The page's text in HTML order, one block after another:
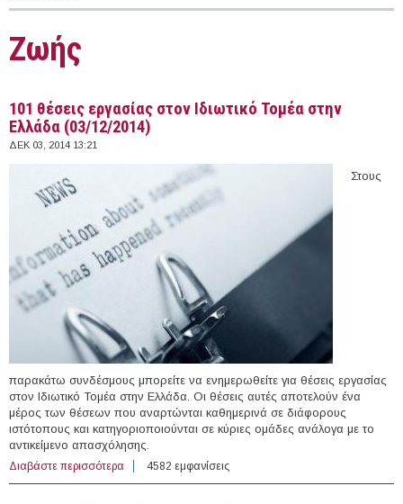
Ζωής
101 θέσεις εργασίας στον Ιδιωτικό Τομέα στην
Ελλάδα (03/12/2014)
ΔΕΚ 03, 2014 13:21
Στους
παρακάτω συνδέσμους μπορείτε να ενημερωθείτε για θέσεις εργασίας
στον Ιδιωτικό Τομέα στην Ελλάδα. Οι θέσεις αυτές αποτελούν ένα
μέρος των θέσεων που αναρτώνται καθημερινά σε διάφορους
ιστότοπους και κατηγοριοποιούνται σε κύριες ομάδες ανάλογα με το
αντικείμενο απασχόλησης.
Διαβάστε περισσότερα για 101 θέσεις εργασίας στον Ιδιωτικό Τομέα στην
Ελλάδα (03/12/2014)
4582 εμφανίσεις